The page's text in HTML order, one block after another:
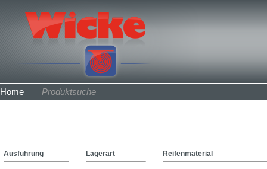
Home Produktsuche
Ausführung Lagerart Reifenmaterial